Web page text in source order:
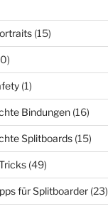
(15)
(1)
Bindungen(16)
Splitboards(15)
(49)
für Splitboarder(23)